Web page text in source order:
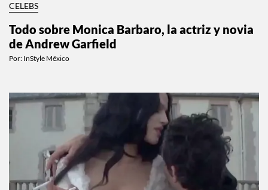
CELEBS
Todo sobre Monica Barbaro, la actriz y novia
de Andrew Garfield
Por: InStyle México